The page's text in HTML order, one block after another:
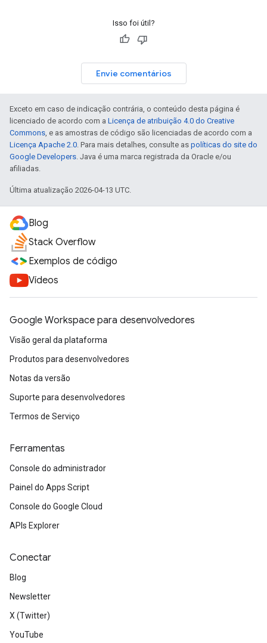
Isso foi útil?
Envie comentários
Exceto em caso de indicação contrária, o conteúdo desta página é
licenciado de acordo com a Licença de atribuição 4.0 do Creative
Commons, e as amostras de código são licenciadas de acordo com a
Licença Apache 2.0. Para mais detalhes, consulte as políticas do site do
Google Developers. Java é uma marca registrada da Oracle e/ou
afiliadas.
Última atualização 2026-04-13 UTC.
Blog
Stack Overflow
Exemplos de código
Vídeos
Google Workspace para desenvolvedores
Visão geral da plataforma
Produtos para desenvolvedores
Notas da versão
Suporte para desenvolvedores
Termos de Serviço
Ferramentas
Console do administrador
Painel do Apps Script
Console do Google Cloud
APIs Explorer
Conectar
Blog
Newsletter
X (Twitter)
YouTube